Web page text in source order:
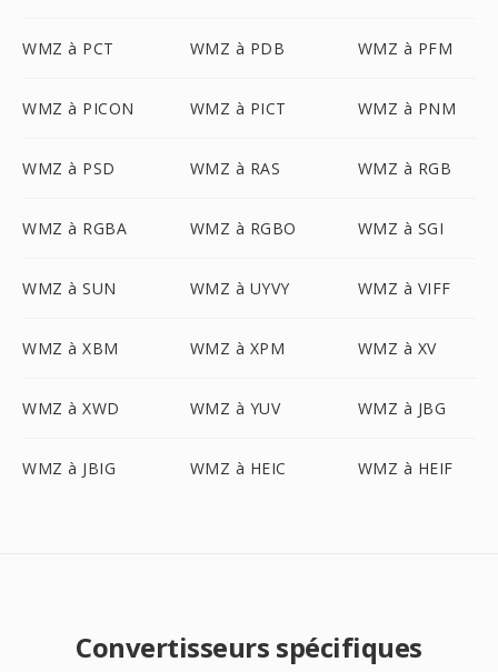
WMZ à PCT WMZ à PDB WMZ à PFM
WMZ à PICON WMZ à PICT WMZ à PNM
WMZ à PSD WMZ à RAS WMZ à RGB
WMZ à RGBA WMZ à RGBO WMZ à SGI
WMZ à SUN WMZ à UYVY WMZ à VIFF
WMZ à XBM WMZ à XPM WMZ à XV
WMZ à XWD WMZ à YUV WMZ à JBG
WMZ à JBIG WMZ à HEIC WMZ à HEIF
Convertisseurs spécifiques